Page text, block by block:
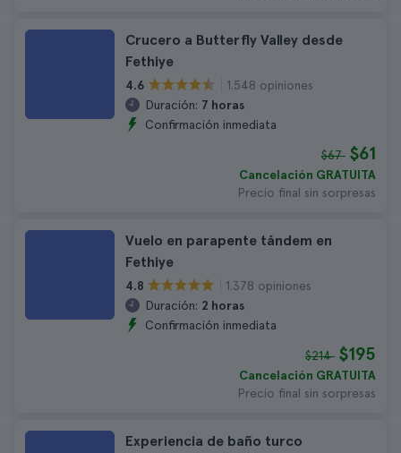
Crucero a Butterfly Valley desde
Fethiye
4.6
1.548 opiniones
Duración: 7 horas
Confirmación inmediata
$67 $61
Cancelación GRATUITA
Precio final sin sorpresas
Vuelo en parapente tándem en
Fethiye
4.8
1.378 opiniones
Duración: 2 horas
Confirmación inmediata
$214 $195
Cancelación GRATUITA
Precio final sin sorpresas
Experiencia de baño turco